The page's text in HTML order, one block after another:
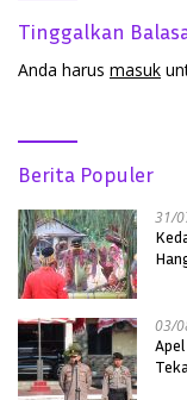
Tinggalkan
Anda harus masuk
Berita Populer
31/
03/